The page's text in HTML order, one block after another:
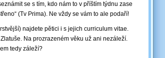
se s tím, kdo nám to v příštím týdnu zase
(Tv Prima). Ne vždy se vám to ale podaří!
najdete pětici i s jejich curriculum vitae.
Na prozrazeném věku už ani nezáleží.
tedy záleží?